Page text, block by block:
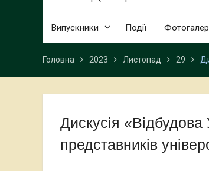
Випускники Події
Головна 2023 Листопад 29
Дискусія «Відбудова
представників